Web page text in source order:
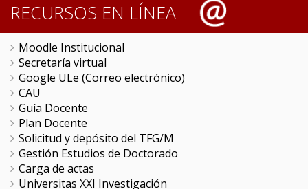
RECURSOS EN LÍNEA
Moodle Institucional
Secretaría virtual
Google ULe (Correo electrónico)
CAU
Guía Docente
Plan Docente
Solicitud y depósito del TFG/M
Gestión Estudios de Doctorado
Carga de actas
Universitas XXI Investigación